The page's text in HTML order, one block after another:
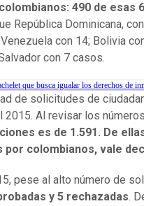
490 de esas
República Dominicana,
con 14; Bolivia
con 7 casos.
que busca igualar los derechos de
de solicitudes de
2015. Al revisar los números
es de 1.591. De
por colombianos, vale
pese al alto número de
y 5 rechazadas.